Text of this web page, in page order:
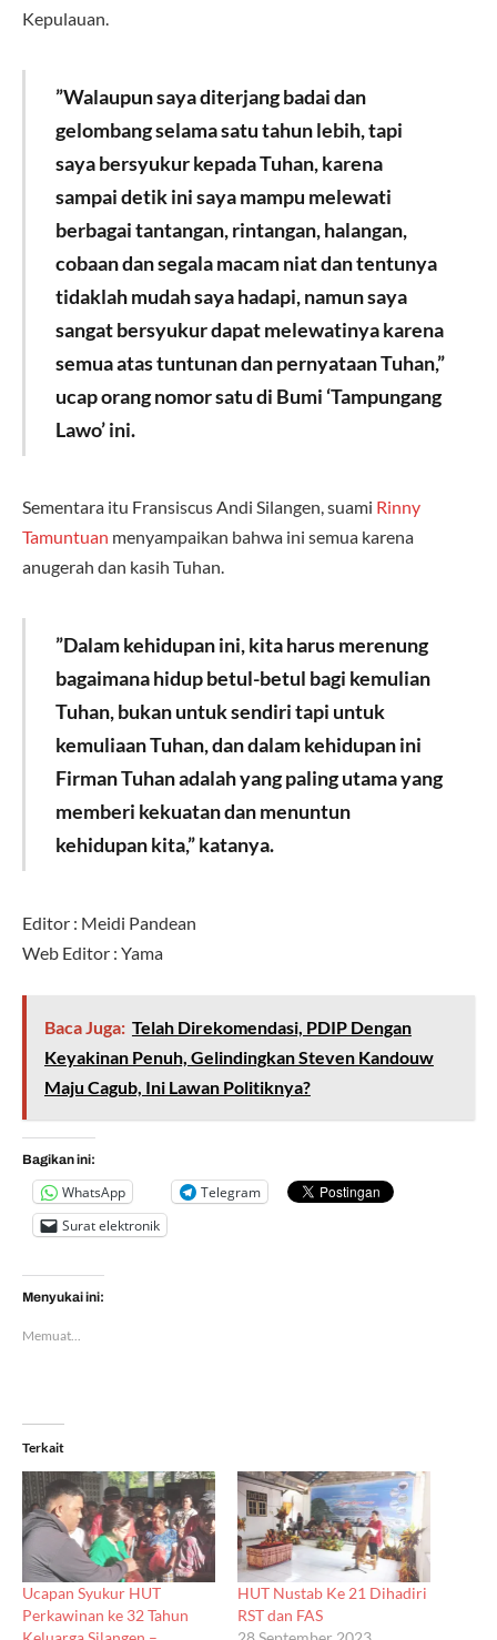
Kepulauan.
”Walaupun saya diterjang badai dan
gelombang selama satu tahun lebih, tapi
saya bersyukur kepada Tuhan, karena
sampai detik ini saya mampu melewati
berbagai tantangan, rintangan, halangan,
cobaan dan segala macam niat dan tentunya
tidaklah mudah saya hadapi, namun saya
sangat bersyukur dapat melewatinya karena
semua atas tuntunan dan pernyataan Tuhan,”
ucap orang nomor satu di Bumi ‘Tampungang
Lawo’ ini.
Sementara itu Fransiscus Andi Silangen, suami Rinny
Tamuntuan menyampaikan bahwa ini semua karena
anugerah dan kasih Tuhan.
”Dalam kehidupan ini, kita harus merenung
bagaimana hidup betul-betul bagi kemulian
Tuhan, bukan untuk sendiri tapi untuk
kemuliaan Tuhan, dan dalam kehidupan ini
Firman Tuhan adalah yang paling utama yang
memberi kekuatan dan menuntun
kehidupan kita,” katanya.
Editor : Meidi Pandean
Web Editor : Yama
Baca Juga: Telah Direkomendasi, PDIP Dengan
Keyakinan Penuh, Gelindingkan Steven Kandouw
Maju Cagub, Ini Lawan Politiknya?
Bagikan ini:
WhatsApp
Telegram
Surat elektronik
Menyukai ini:
Memuat...
Terkait
Ucapan Syukur HUT
Perkawinan ke 32 Tahun
HUT Nustab Ke 21 Dihadiri
RST dan FAS